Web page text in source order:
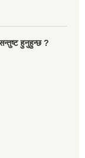
हुनुहुन्छ ?